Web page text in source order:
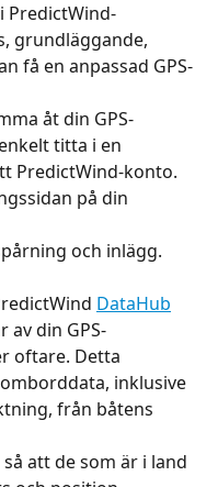
PredictWind-
grundläggande,
få en anpassad GPS-
åt din GPS-
titta i en
PredictWind-konto.
på din
och inlägg.
DataHub
din GPS-
oftare. Detta
inklusive
från båtens
att de som är i land